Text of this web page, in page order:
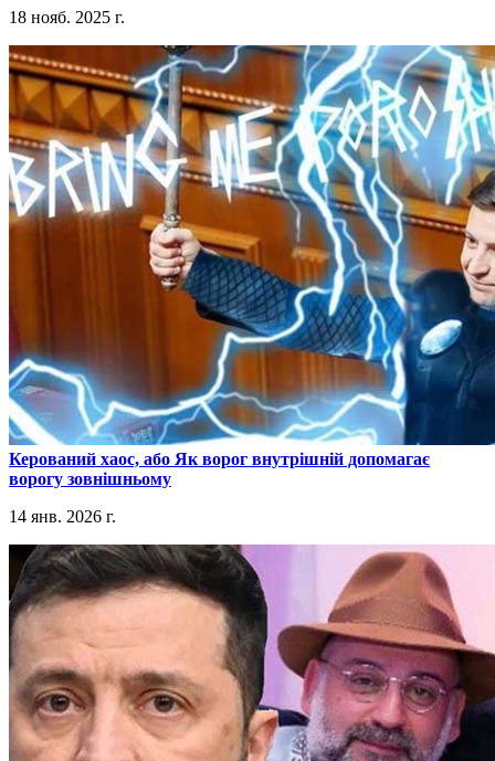
18 нояб. 2025 г.
​Керований хаос, або Як ворог внутрішній допомагає
ворогу зовнішньому
14 янв. 2026 г.